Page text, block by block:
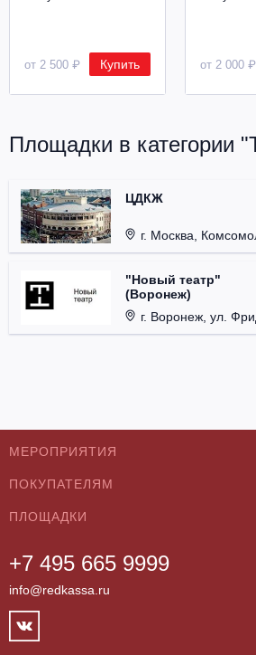
от 2 500 ₽ Купить от 2 000 ₽
Площадки в категории
ЦДКЖ
г. Москва, Комсомольская пл., д.
"Новый театр"
(Воронеж)
г. Воронеж, ул. Фридриха Энгельса, д.
+7 495 665 9999
info@redkassa.ru
МЕРОПРИЯТИЯ
Концерты
Классика
Театры
Фестивали
Спорт
ПОКУПАТЕЛЯМ
О нас
Как купить
Возврат билетов
Контакты
ПЛОЩАДКИ
Бар/Ресторан/Кафе
Клуб
Концертный зал